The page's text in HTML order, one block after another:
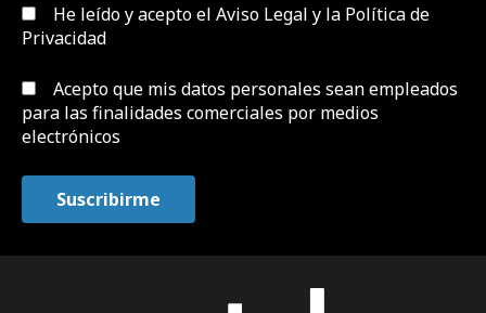
He leído y acepto el Aviso Legal y la Política de
Privacidad
Acepto que mis datos personales sean empleados
para las finalidades comerciales por medios
electrónicos